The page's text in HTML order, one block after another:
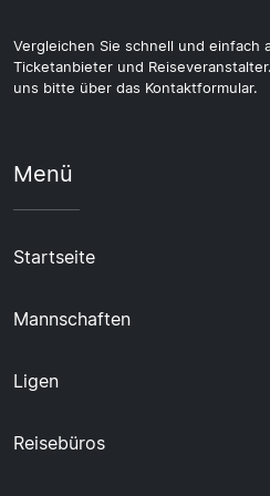
Vergleichen Sie schnell und einfach
Ticketanbieter und
uns bitte über das Kontaktformular.
Menü
Startseite
Mannschaften
Ligen
Reisebüros